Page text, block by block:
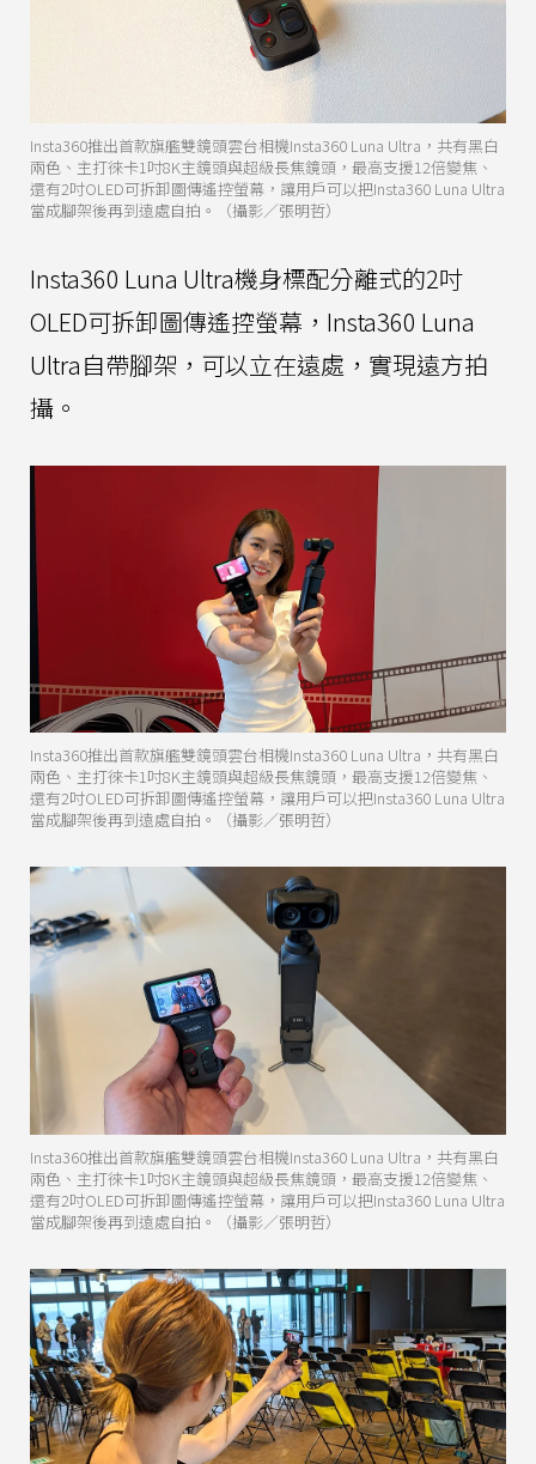
Insta360推出首款旗艦雙鏡頭雲台相機Insta360 Luna Ultra，共有黑白
兩色、主打徠卡1吋8K主鏡頭與超級長焦鏡頭，最高支援12倍變焦、
還有2吋OLED可拆卸圖傳遙控螢幕，讓用戶可以把Insta360 Luna Ultra
當成腳架後再到遠處自拍。（攝影／張明哲）
Insta360 Luna Ultra機身標配分離式的2吋
OLED可拆卸圖傳遙控螢幕，Insta360 Luna
Ultra自帶腳架，可以立在遠處，實現遠方拍
攝。
Insta360推出首款旗艦雙鏡頭雲台相機Insta360 Luna Ultra，共有黑白
兩色、主打徠卡1吋8K主鏡頭與超級長焦鏡頭，最高支援12倍變焦、
還有2吋OLED可拆卸圖傳遙控螢幕，讓用戶可以把Insta360 Luna Ultra
當成腳架後再到遠處自拍。（攝影／張明哲）
Insta360推出首款旗艦雙鏡頭雲台相機Insta360 Luna Ultra，共有黑白
兩色、主打徠卡1吋8K主鏡頭與超級長焦鏡頭，最高支援12倍變焦、
還有2吋OLED可拆卸圖傳遙控螢幕，讓用戶可以把Insta360 Luna Ultra
當成腳架後再到遠處自拍。（攝影／張明哲）